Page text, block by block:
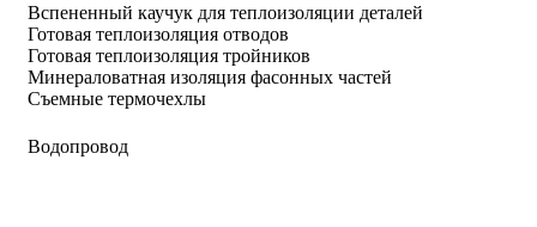
Вспененный каучук для теплоизоляции деталей
Готовая теплоизоляция отводов
Готовая теплоизоляция тройников
Минераловатная изоляция фасонных частей
Съемные термочехлы
Водопровод